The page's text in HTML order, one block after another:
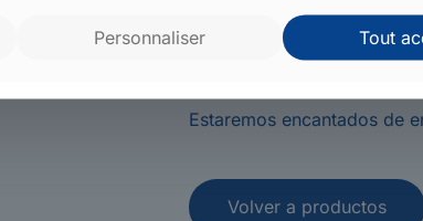
Por eso podemos
perfectamente adaptada a
Estaremos encantados de
Volver a productos
Personnaliser Tout